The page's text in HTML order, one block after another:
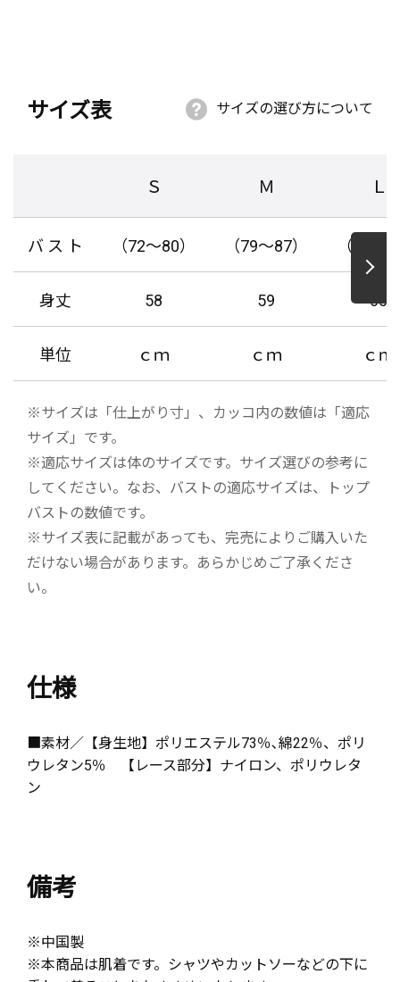
サイズ表 サイズの選び方について
Ｓ Ｍ Ｌ
バ ス ト （72～80） （79～87） （86～
身丈 58 59 60
単位 ｃｍ ｃｍ ｃｍ
※サイズは「仕上がり寸」、カッコ内の数値は「適応
サイズ」です。
※適応サイズは体のサイズです。サイズ選びの参考に
してください。なお、バストの適応サイズは、トップ
バストの数値です。
※サイズ表に記載があっても、完売によりご購入いた
だけない場合があります。あらかじめご了承くださ
い。
仕様
■素材／【身生地】ポリエステル73％､綿22％、ポリ
ウレタン5％ 【レース部分】ナイロン、ポリウレタ
ン
備考
※中国製
※本商品は肌着です。シャツやカットソーなどの下に